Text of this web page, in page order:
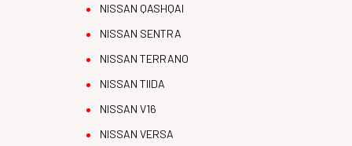
NISSAN QASHQAI
NISSAN SENTRA
NISSAN TERRANO
NISSAN TIIDA
NISSAN V16
NISSAN VERSA